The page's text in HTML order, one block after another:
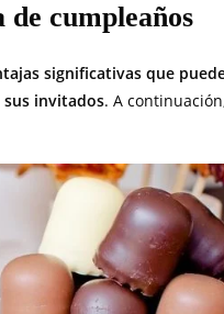
cumpleaños
significativas que
sus invitados. A